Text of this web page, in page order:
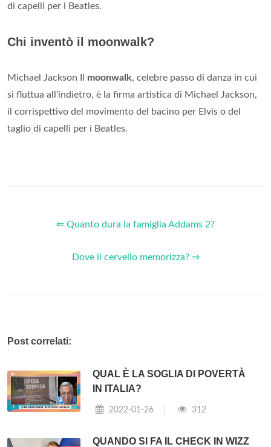
di capelli per i Beatles.
Chi inventò il moonwalk?
Michael Jackson Il moonwalk, celebre passo di danza in cui
si fluttua all'indietro, è la firma artistica di Michael Jackson,
il corrispettivo del movimento del bacino per Elvis o del
taglio di capelli per i Beatles.
⇐ Quanto dura la famiglia Addams 2?
Dove il cervello memorizza? ⇒
Post correlati:
QUAL È LA SOGLIA DI POVERTÀ
IN ITALIA?
2022-01-26 312
QUANDO SI FA IL CHECK IN WIZZ